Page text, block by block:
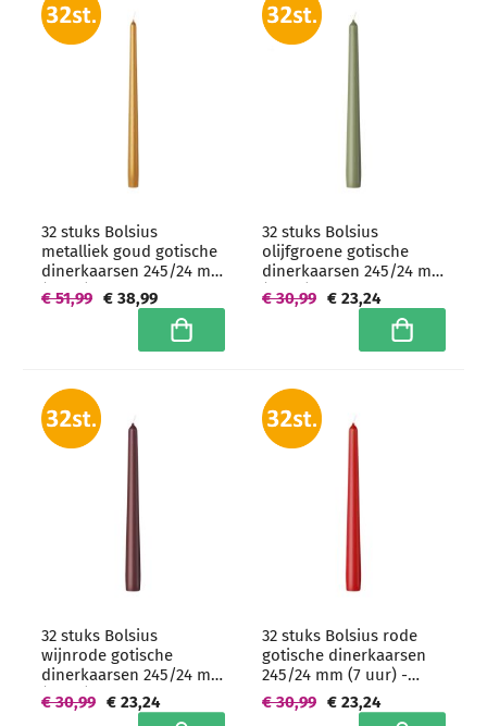
32 stuks Bolsius
metalliek goud gotische
dinerkaarsen 245/24 mm
(7 uur) -
grootverpakking
€ 38,99
€ 51,99
In winkelwagen
32 stuks Bolsius
olijfgroene gotische
dinerkaarsen 245/24 mm
(7 uur) -
grootverpakking
€ 23,24
€ 30,99
In
32 stuks Bolsius
wijnrode gotische
dinerkaarsen 245/24 mm
(7 uur) -
grootverpakking
€ 23,24
€ 30,99
32 stuks Bolsius rode
gotische dinerkaarsen
245/24 mm (7 uur) -
grootverpakking
€ 23,24
€ 30,99